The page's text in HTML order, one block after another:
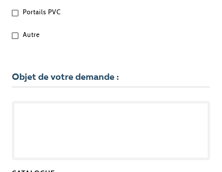
Portails PVC
Autre
Objet de votre demande :